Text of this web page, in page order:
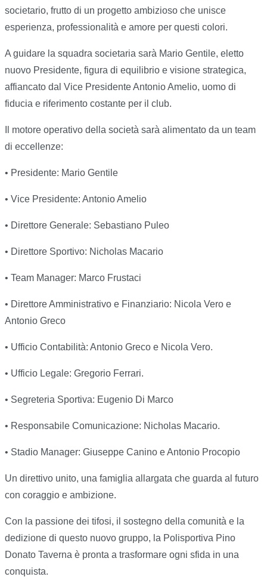
societario, frutto di un progetto ambizioso che unisce
esperienza, professionalità e amore per questi colori.
A guidare la squadra societaria sarà Mario Gentile, eletto
nuovo Presidente, figura di equilibrio e visione strategica,
affiancato dal Vice Presidente Antonio Amelio, uomo di
fiducia e riferimento costante per il club.
Il motore operativo della società sarà alimentato da un team
di eccellenze:
• Presidente: Mario Gentile
• Vice Presidente: Antonio Amelio
• Direttore Generale: Sebastiano Puleo
• Direttore Sportivo: Nicholas Macario
• Team Manager: Marco Frustaci
• Direttore Amministrativo e Finanziario: Nicola Vero e
Antonio Greco
• Ufficio Contabilità: Antonio Greco e Nicola Vero.
• Ufficio Legale: Gregorio Ferrari.
• Segreteria Sportiva: Eugenio Di Marco
• Responsabile Comunicazione: Nicholas Macario.
• Stadio Manager: Giuseppe Canino e Antonio Procopio
Un direttivo unito, una famiglia allargata che guarda al futuro
con coraggio e ambizione.
Con la passione dei tifosi, il sostegno della comunità e la
dedizione di questo nuovo gruppo, la Polisportiva Pino
Donato Taverna è pronta a trasformare ogni sfida in una
conquista.